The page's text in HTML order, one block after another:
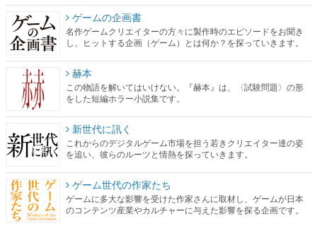
ゲームの企画書
名作ゲームクリエイターの方々に製作時のエピソードをお聞き
し、ヒットする企画（ゲーム）とは何か？を探っていきます。
赫本
この物語を解いてはいけない。『赫本』は、〈試験問題〉の形
をした短編ホラー小説集です。
新世代に訊く
これからのデジタルゲーム市場を担う若きクリエイター達の姿
を追い、彼らのルーツと情熱を探っていきます。
ゲーム世代の作家たち
ゲームに多大な影響を受けた作家さんに取材し、ゲームが日本
のコンテンツ産業やカルチャーに与えた影響を探る企画です。